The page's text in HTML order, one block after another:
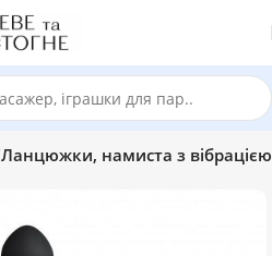
Ланцюжки, намиста з вібрацією